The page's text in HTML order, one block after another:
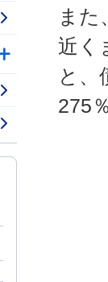
また
近く
と、
275